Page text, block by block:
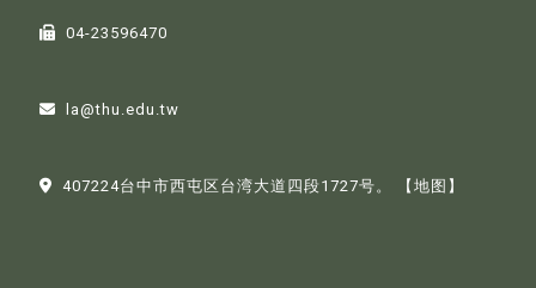
04-23596470
la@thu.edu.tw
407224台中市西屯区台湾大道四段1727号。 【地图】